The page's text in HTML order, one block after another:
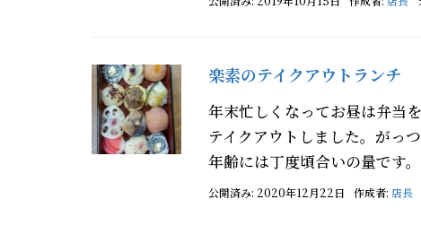
楽素のテイクアウトランチ
年末忙しくなってお昼は弁当
テイクアウトしました。がっ
年齢には丁度頃合いの量です
公開済み: 2020年12月22日 作成者: 店長